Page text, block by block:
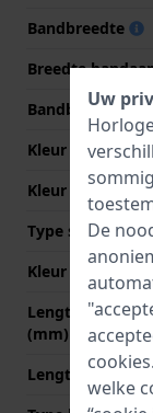
Bandbreedte
Breedte
Bandbreedte
Kleur Band
Kleur stiksel
Type sluiting
Kleur sluiting
Lengte band op
(mm)
Lengte band op
Uw
De
welke